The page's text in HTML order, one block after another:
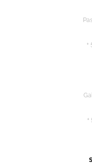
+
+